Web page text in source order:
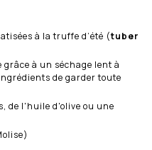
à la truffe d’été (tuber
grâce à un séchage lent à
de garder toute
de l'huile d'olive ou une